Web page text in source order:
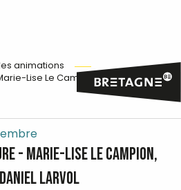
animations
Lise Le Campion, Jean-Paul Le
- Marie-Lise Le Campion,
Larvol